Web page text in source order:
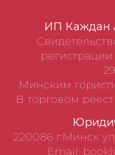
ИП Каждан
Минским
В торговом
220086 г.Минск
Email: